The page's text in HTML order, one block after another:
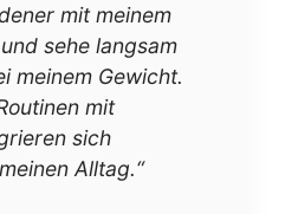
mit meinem
sehe langsam
meinem Gewicht.
mit
sich
Alltag.“